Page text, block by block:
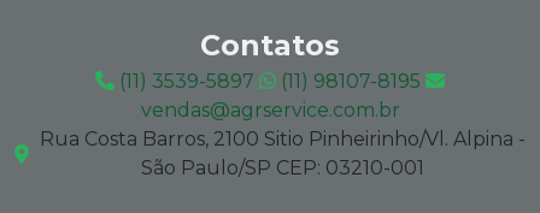
Contatos
(11) 3539-5897
(11) 98107-8195
vendas@agrservice.com.br
Rua Costa Barros, 2100 Sitio Pinheirinho/Vl. Alpina -
São Paulo/SP CEP: 03210-001